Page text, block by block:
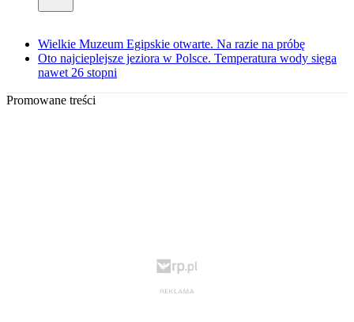
Wielkie Muzeum Egipskie otwarte. Na razie na próbę
Oto najcieplejsze jeziora w Polsce. Temperatura wody sięga
nawet 26 stopni
Promowane treści